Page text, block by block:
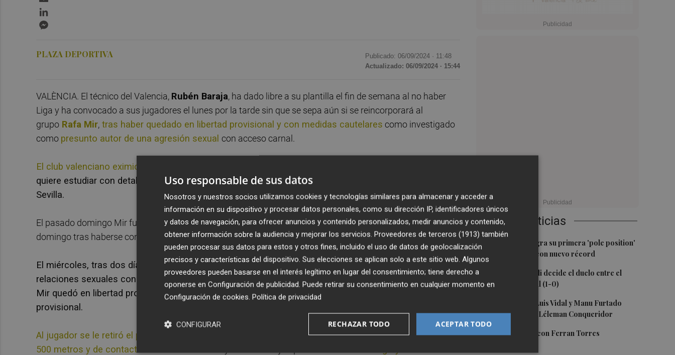
Últimas Noticias
1
Jorge Martín logra su primera 'pole position'
en Silverstone, con nuevo récord
2
Un gol de Bardeli decide el duelo entre el
Levante y su filial (1-0)
Nacho Huerta, Luis Vidal y Manu Furtado
renuevan con el Léleman Conqueridor
4Foios se vuelca con Ferran Torres
PLAZA DEPORTIVA Publicado: 06/09/2024 · 11:48
Actualizado: 06/09/2024 · 15:44
VALÈNCIA. El técnico del Valencia, Rubén Baraja, ha dado libre a su plantilla el fin de semana al no haber
Liga y ha convocado a sus jugadores el lunes por la tarde sin que se sepa aún si se reincorporará al
grupo Rafa Mir, tras haber quedado en libertad provisional y con medidas cautelares como investigado
como presunto autor de una agresión sexual con acceso carnal.
El club valenciano eximió al jugador de acudir a los entrenamientos de este jueves y este viernes
quiere estudiar con detalla la situación de un futbolista que juega en el equipo de Baraja cedido por el
Sevilla.
El pasado domingo Mir fue denunciado por una mujer con la que acudió a su casa en la madrugada del
domingo tras haberse conocido en una discoteca y fue detenido.
El miércoles, tras dos días en dependencias de la Guardia Civil y de haber defendido que fueron
relaciones sexuales consentidas en su declaración ante la titular del Juzgado de Instrucción de Llíria,
Mir quedó en libertad provisional con medidas cautelares tras no solicitar ninguna de las partes prisión
provisional.
Al jugador se le retiró el pasaporte, se le ha prohibido salir del país, tiene una orden de alejamiento de
500 metros y de contacto con la denunciant
Uso responsable de sus datos
Nosotros y nuestros socios utilizamos cookies y tecnologías similares para almacenar y acceder a
información en su dispositivo y procesar datos personales, como su dirección IP, identificadores únicos
y datos de navegación, para ofrecer anuncios y contenido personalizados, medir anuncios y contenido,
obtener información sobre la audiencia y mejorar los servicios. Proveedores de terceros (1913) también
pueden procesar sus datos para estos y otros fines, incluido el uso de datos de geolocalización
precisos y características del dispositivo. Sus elecciones se aplican solo a este sitio web. Algunos
proveedores pueden basarse en el interés legítimo en lugar del consentimiento; tiene derecho a
oponerse en Configuración de publicidad. Puede retirar su consentimiento en cualquier momento en
Configuración de cookies. Política de privacidad
ACEPTAR TODO
RECHAZAR TODO
CONFIGURAR